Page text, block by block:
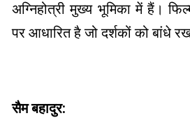
अग्निहोत्री मुख्य भूमिका में हैं।
पर आधारित है जो दर्शकों को बांधे
सैम बहादुर: